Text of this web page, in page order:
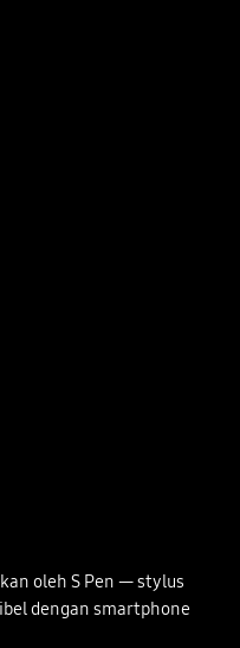
oleh S Pen — stylus
dengan smartphone